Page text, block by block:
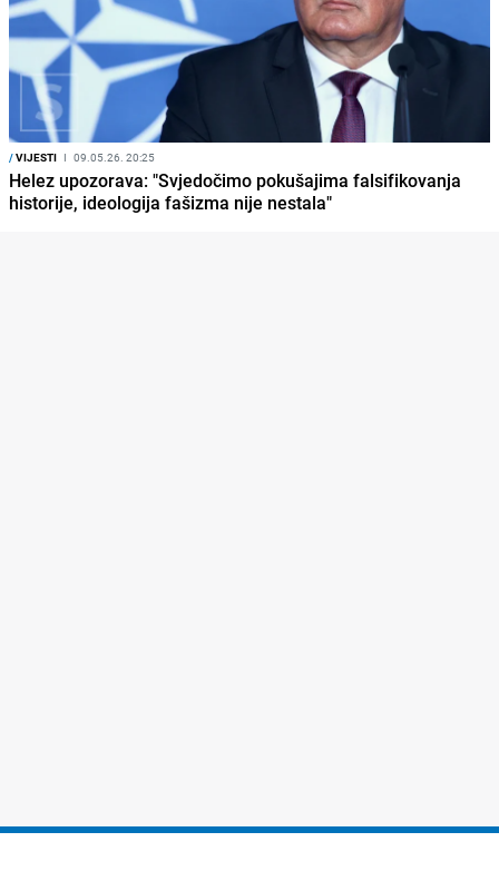
/VIJESTI I 09.05.26. 20:25
Helez upozorava: "Svjedočimo pokušajima falsifikovanja
historije, ideologija fašizma nije nestala"